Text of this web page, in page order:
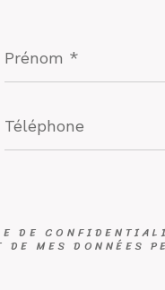
*
DE
MES DONNÉES